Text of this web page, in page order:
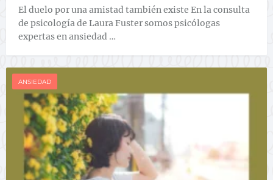
El duelo por una amistad también existe En la consulta
de psicología de Laura Fuster somos psicólogas
expertas en ansiedad …
ANSIEDAD